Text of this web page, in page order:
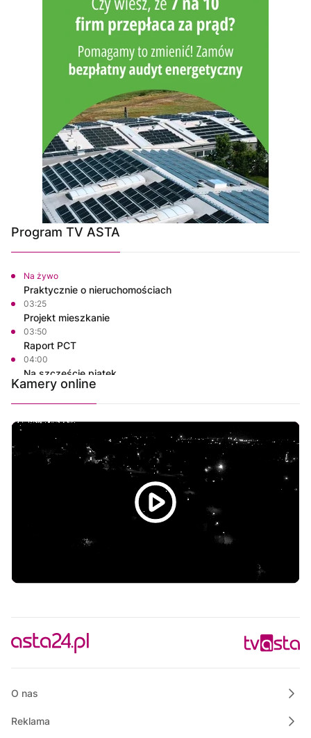
Program TV ASTA
Na żywo
Praktycznie o nieruchomościach
03:25
Projekt mieszkanie
03:50
Raport PCT
04:00
Na szczęście piątek
04:15
Justyna poleca
Informacje
07:00
07:50
Własnymi ścieżkami
08:00
Kamery online
O nas
Reklama